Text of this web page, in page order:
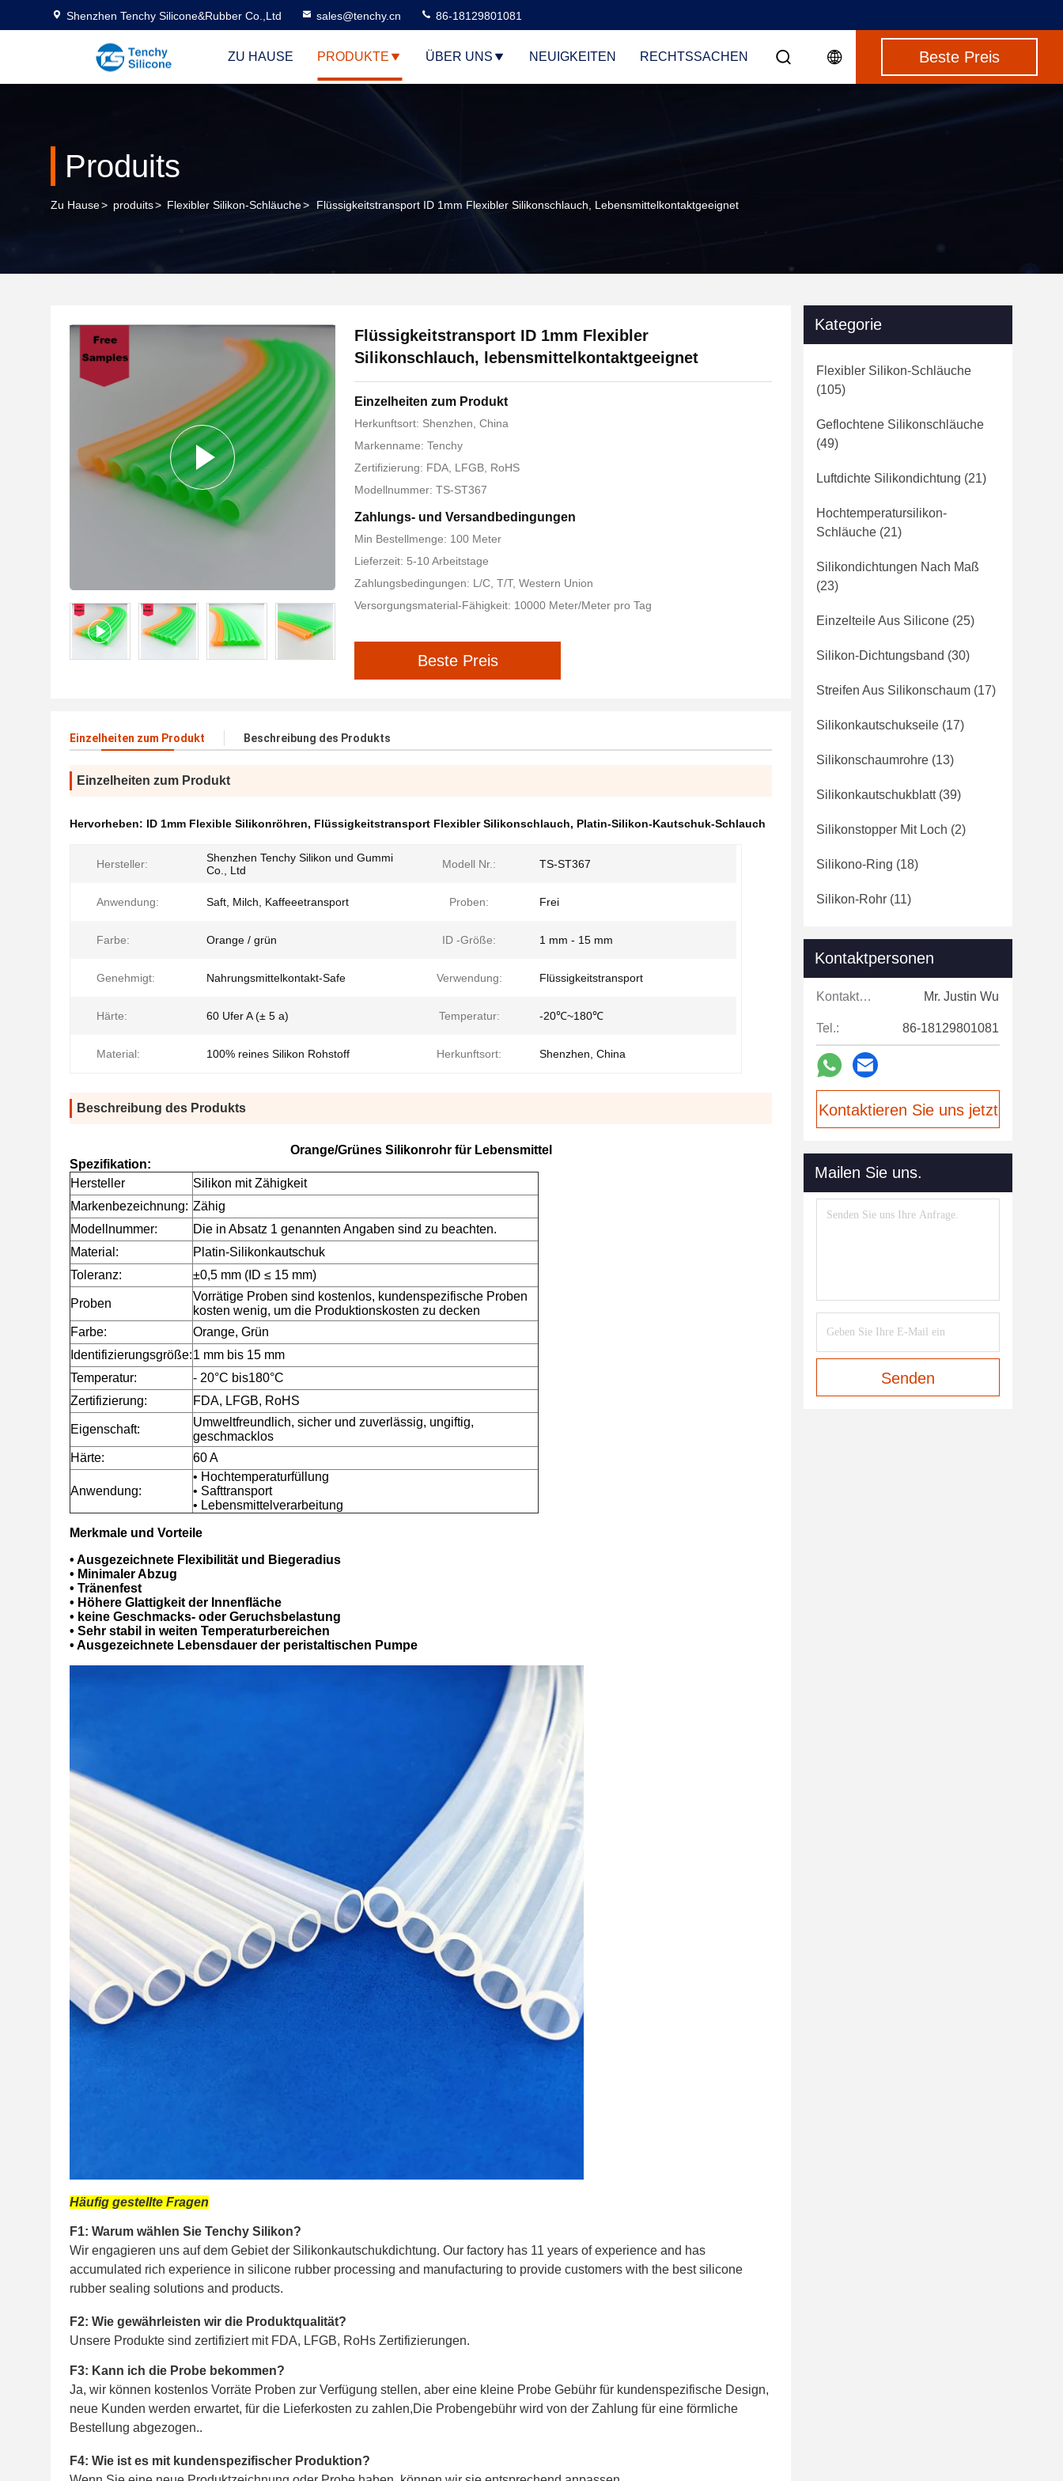
Shenzhen Tenchy Silicone&Rubber Co.,Ltd sales@tenchy.cn 86-18129801081
ZU HAUSE PRODUKTE ÜBER UNS NEUIGKEITEN RECHTSSACHEN Beste Preis
Produits
Zu Hause> produits> Flexibler Silikon-Schläuche> Flüssigkeitstransport ID 1mm Flexibler Silikonschlauch, Lebensmittelkontaktgeeignet
Flüssigkeitstransport ID 1mm Flexibler
Silikonschlauch, lebensmittelkontaktgeeignet
Einzelheiten zum Produkt
Herkunftsort: Shenzhen, China
Markenname: Tenchy
Zertifizierung: FDA, LFGB, RoHS
Modellnummer: TS-ST367
Zahlungs- und Versandbedingungen
Min Bestellmenge: 100 Meter
Lieferzeit: 5-10 Arbeitstage
Zahlungsbedingungen: L/C, T/T, Western Union
Versorgungsmaterial-Fähigkeit: 10000 Meter/Meter pro Tag
Beste Preis
Einzelheiten zum Produkt Beschreibung des Produkts
Einzelheiten zum Produkt
Hervorheben: ID 1mm Flexible Silikonröhren, Flüssigkeitstransport Flexibler Silikonschlauch, Platin-Silikon-Kautschuk-Schlauch
Hersteller:
Shenzhen Tenchy Silikon und Gummi
Co., Ltd
Modell Nr.: TS-ST367
Anwendung: Saft, Milch, Kaffeeetransport Proben: Frei
Farbe: Orange / grün ID -Größe: 1 mm - 15 mm
Genehmigt: Nahrungsmittelkontakt-Safe Verwendung: Flüssigkeitstransport
Härte: 60 Ufer A (± 5 a) Temperatur: -20℃~180℃
Material: 100% reines Silikon Rohstoff Herkunftsort: Shenzhen, China
Beschreibung des Produkts
Orange/Grünes Silikonrohr für Lebensmittel
Spezifikation:
Hersteller
Silikon mit Zähigkeit
Markenbezeichnung: Zähig
Modellnummer:
Die in Absatz 1 genannten Angaben sind zu beachten.
Material:
Platin-Silikonkautschuk
Toleranz:
±0,5 mm (ID ≤ 15 mm)
Proben
Vorrätige Proben sind kostenlos, kundenspezifische Proben
kosten wenig, um die Produktionskosten zu decken
Farbe:
Orange, Grün
Identifizierungsgröße:1 mm bis 15 mm
Temperatur:
- 20°C bis180°C
Zertifizierung:
FDA, LFGB, RoHS
Eigenschaft:
Umweltfreundlich, sicher und zuverlässig, ungiftig,
geschmacklos
Härte:
60 A
Anwendung:
• Hochtemperaturfüllung
• Safttransport
• Lebensmittelverarbeitung
Merkmale und Vorteile
• Ausgezeichnete Flexibilität und Biegeradius
• Minimaler Abzug
• Tränenfest
• Höhere Glattigkeit der Innenfläche
• keine Geschmacks- oder Geruchsbelastung
• Sehr stabil in weiten Temperaturbereichen
• Ausgezeichnete Lebensdauer der peristaltischen Pumpe
Häufig gestellte Fragen
F1: Warum wählen Sie Tenchy Silikon?
Wir engagieren uns auf dem Gebiet der Silikonkautschukdichtung. Our factory has 11 years of experience and has
accumulated rich experience in silicone rubber processing and manufacturing to provide customers with the best silicone
rubber sealing solutions and products.
F2: Wie gewährleisten wir die Produktqualität?
Unsere Produkte sind zertifiziert mit FDA, LFGB, RoHs Zertifizierungen.
F3: Kann ich die Probe bekommen?
Ja, wir können kostenlos Vorräte Proben zur Verfügung stellen, aber eine kleine Probe Gebühr für kundenspezifische Design,
neue Kunden werden erwartet, für die Lieferkosten zu zahlen,Die Probengebühr wird von der Zahlung für eine förmliche
Bestellung abgezogen..
F4: Wie ist es mit kundenspezifischer Produktion?
Kategorie
Flexibler Silikon-Schläuche
(105)
Geflochtene Silikonschläuche
(49)
Luftdichte Silikondichtung (21)
Hochtemperatursilikon-
Schläuche (21)
Silikondichtungen Nach Maß
(23)
Einzelteile Aus Silicone (25)
Silikon-Dichtungsband (30)
Streifen Aus Silikonschaum (17)
Silikonkautschukseile (17)
Silikonschaumrohre (13)
Silikonkautschukblatt(39)
Silikonstopper Mit Loch (2)
Silikono-Ring (18)
Silikon-Rohr (11)
Kontaktpersonen
Kontaktpersonen: Mr. Justin Wu
Tel.: 86-18129801081
Kontaktieren Sie uns jetzt
Mailen Sie uns.
Senden